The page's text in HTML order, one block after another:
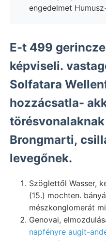
engedelmet
E-t 499
képviseli.
Solfatara
hozzácsatla-
Brongmarti,
levegőnek.
Szöglettől Wasser,
(15.) mochten.
mészkonglomerát
Genovai,
napfényre augit-